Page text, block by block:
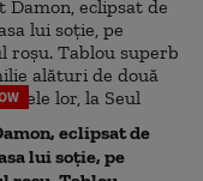
eclipsat de
lui soție, pe